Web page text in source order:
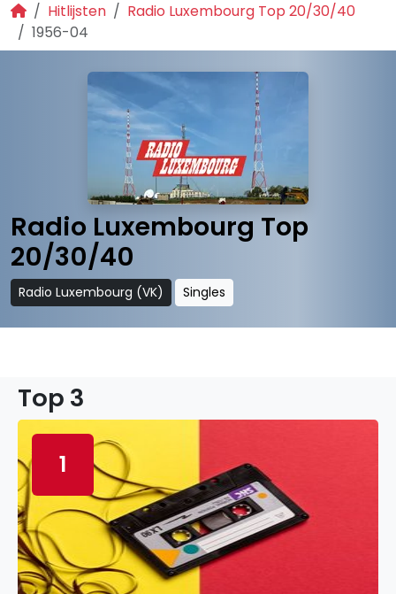
Hitlijsten
Radio Luxembourg Top 20/30/40
1956-04
Radio Luxembourg Top
20/30/40
Radio Luxembourg (VK) Singles
Top 3
1